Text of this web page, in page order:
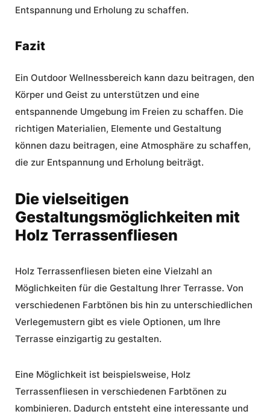
Entspannung und Erholung zu schaffen.
Fazit
Ein Outdoor Wellnessbereich kann dazu beitragen, den
Körper und Geist zu unterstützen und eine
entspannende Umgebung im Freien zu schaffen. Die
richtigen Materialien, Elemente und Gestaltung
können dazu beitragen, eine Atmosphäre zu schaffen,
die zur Entspannung und Erholung beiträgt.
Die vielseitigen
Gestaltungsmöglichkeiten mit
Holz Terrassenfliesen
Holz Terrassenfliesen bieten eine Vielzahl an
Möglichkeiten für die Gestaltung Ihrer Terrasse. Von
verschiedenen Farbtönen bis hin zu unterschiedlichen
Verlegemustern gibt es viele Optionen, um Ihre
Terrasse einzigartig zu gestalten.
Eine Möglichkeit ist beispielsweise, Holz
Terrassenfliesen in verschiedenen Farbtönen zu
kombinieren. Dadurch entsteht eine interessante und